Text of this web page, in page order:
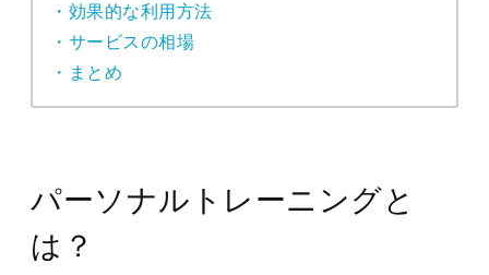
・効果的な利用方法
・サービスの相場
・まとめ
パーソナルトレーニングと
は？